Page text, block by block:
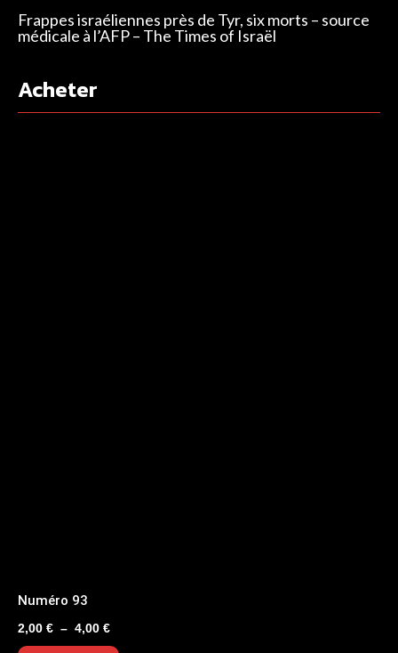
Frappes israéliennes près de Tyr, six morts – source
médicale à l’AFP – The Times of Israël
Acheter
Numéro 93
2,00 € – 4,00 €Plage
de